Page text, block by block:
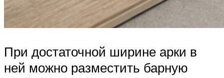
При достаточной ширине арки в
ней можно разместить барную